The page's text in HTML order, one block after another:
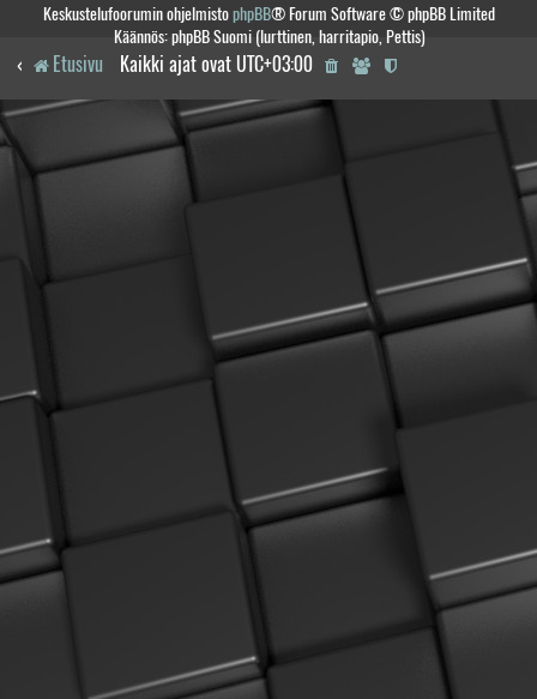
Keskustelufoorumin ohjelmistophpBB® Forum Software © phpBB Limited
Käännös: phpBB Suomi (lurttinen, harritapio, Pettis)
Etusivu Kaikki ajat ovat UTC+03:00